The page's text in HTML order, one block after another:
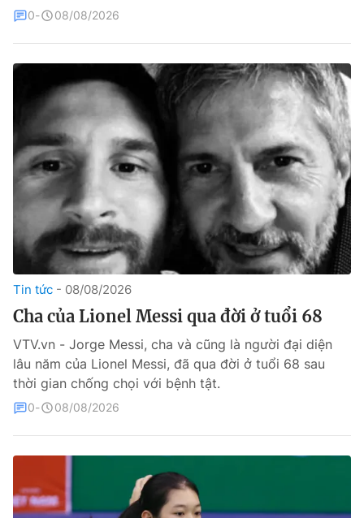
Các môn khác
VIDEO
Bên lề
THỜI BÁO VTV
Theo dõi báo trên
Cơ quan chủ quản:Đài Truyền hình Việt Nam
Cơ quan báo chí:Thời báo VTV
Giấy phép hoạt động báo in và báo điện tử số 483/GP-BTTTT
cấp ngày 29/12/2023
Tổng đài VTV:
024.38 355 931 - 024.38 355 932
Ðiện thoại Thời báo VTV:024.66 897 897
0 08/08/2026
Tin tức 08/08/2026
Cha của Lionel Messi qua đời ở tuổi 68
VTV.vn - Jorge Messi, cha và cũng là người đại diện
lâu năm của Lionel Messi, đã qua đời ở tuổi 68 sau
thời gian chống chọi với bệnh tật.
0 08/08/2026